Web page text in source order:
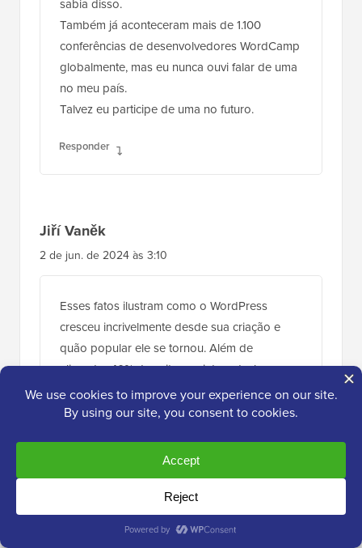
sabia disso.
Também já aconteceram mais de 1.100
conferências de desenvolvedores WordCamp
globalmente, mas eu nunca ouvi falar de uma
no meu país.
Talvez eu participe de uma no futuro.
Responder
Jiří Vaněk
2 de jun. de 2024 às 3:10
Esses fatos ilustram como o WordPress
cresceu incrivelmente desde sua criação e
quão popular ele se tornou. Além de
alimentar 40% dos sites na internet, ele
atualmente suporta aproximadamente 75
milhões de sites, o que é um número
WordPress lança seu próprio tema todos os
anos, nomeado após o ano em que foi
lançado (Twenty Twenty-One, Twenty Twenty-
Two, Twenty Twenty-Three, etc.).